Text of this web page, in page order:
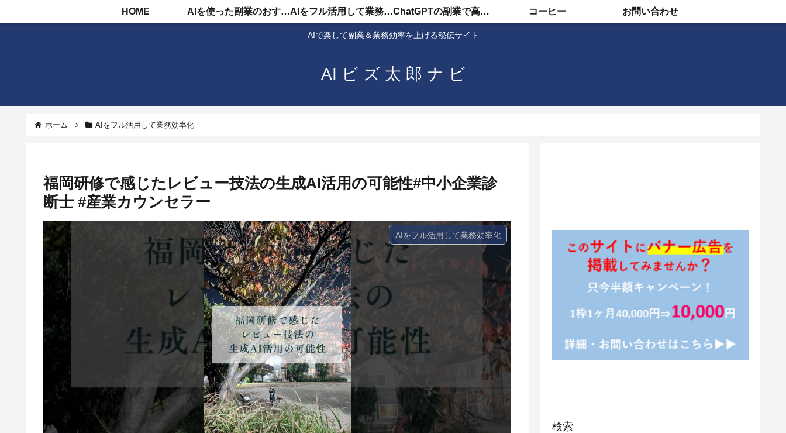
AIで楽して副業＆業務効率を上げる秘伝サイト
AI ビ ズ 太 郎 ナ ビ
HOME AIを使った副業のおすすめ AIをフル活用して業務効率化 ChatGPTの副業で高収入 コーヒー お問い合わせ
ホーム AIをフル活用して業務効率化
福岡研修で感じたレビュー技法の生成AI活用の可能性#中小企業診
断士 #産業カウンセラー
AIをフル活用して業務効率化
検索